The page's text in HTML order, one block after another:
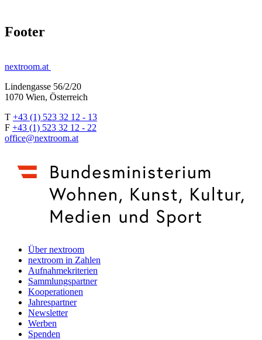
Footer
nextroom.at
Lindengasse 56/2/20
1070 Wien, Österreich
T +43 (1) 523 32 12 - 13
F +43 (1) 523 32 12 - 22
office@nextroom.at
Über nextroom
nextroom in Zahlen
Aufnahmekriterien
Sammlungspartner
Kooperationen
Jahrespartner
Newsletter
Werben
Spenden